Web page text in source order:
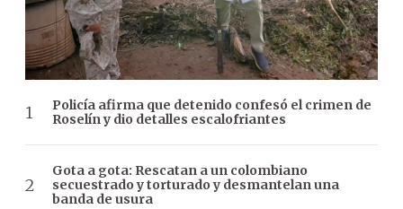
Policía afirma que detenido confesó el crimen de
Roselín y dio detalles escalofriantes
Gota a gota: Rescatan a un colombiano
secuestrado y torturado y desmantelan una
banda de usura